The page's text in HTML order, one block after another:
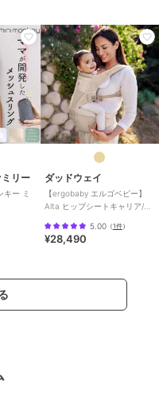
リー
キー ミ
ダッドウェイ
【ergobaby エルゴベビー】
Alta ヒップシートキャリア/ナ
5.00（1件）
¥28,490